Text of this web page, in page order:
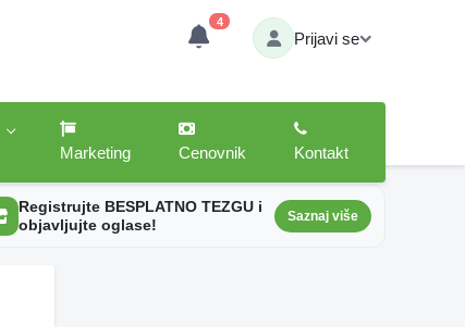
4
Prijavi se
Marketing
Cenovnik Kontakt
Registrujte BESPLATNO TEZGU i
objavljujte oglase!
Saznaj više